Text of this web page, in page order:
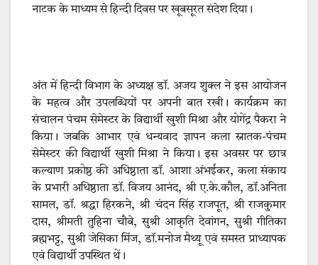
नाटक के माध्यम से हिन्दी दिवस पर खूबसूरत संदेश दिया।
अंत में हिन्दी विभाग के अध्यक्ष डॉ. अजय शुक्ल ने इस आयोजन
के महत्व और उपलब्धियों पर अपनी बात रखी। कार्यक्रम का
संचालन पंचम सेमेस्टर के विद्यार्थी खुशी मिश्रा और योगेंद्र पैकरा ने
किया। जबकि आभार एवं धन्यवाद ज्ञापन कला स्नातक-पंचम
सेमेस्टर की विद्यार्थी खुशी मिश्रा ने किया। इस अवसर पर छात्र
कल्याण प्रकोष्ठ की अधिष्ठाता डॉ. आशा अंभईकर, कला संकाय
के प्रभारी अधिष्ठाता डॉ. विजय आनंद, श्री ए.के.कौल, डॉ.अनिता
सामल, डॉ. श्रद्धा हिरकने, श्री चंदन सिंह राजपूत, श्री राजकुमार
दास, श्रीमती तुहिना चौबे, सुश्री आकृति देवांगन, सुश्री गीतिका
ब्रह्मभट्ट, सुश्री जेसिका मिंज, डॉ.मनोज मैथ्यू एवं समस्त प्राध्यापक
एवं विद्यार्थी उपस्थित थें।